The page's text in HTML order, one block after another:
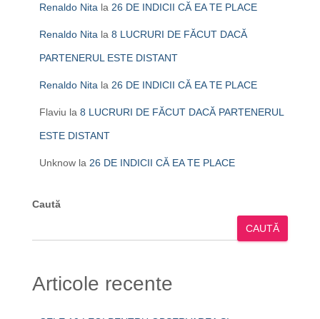
Renaldo Nita la 26 DE INDICII CĂ EA TE PLACE
Renaldo Nita la 8 LUCRURI DE FĂCUT DACĂ
PARTENERUL ESTE DISTANT
Renaldo Nita la 26 DE INDICII CĂ EA TE PLACE
Flaviu la 8 LUCRURI DE FĂCUT DACĂ PARTENERUL
ESTE DISTANT
Unknow la 26 DE INDICII CĂ EA TE PLACE
Caută
CAUTĂ
Articole recente